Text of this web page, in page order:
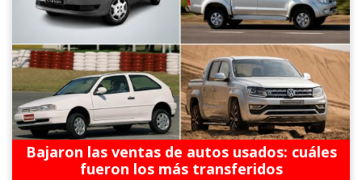
Bajaron las ventas de autos usados: cuáles
fueron los más transferidos